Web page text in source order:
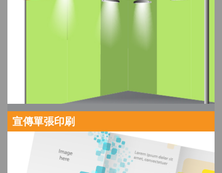
宣傳單張印刷